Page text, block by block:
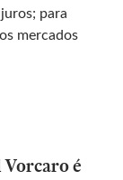
para
mercados
Vorcaro é